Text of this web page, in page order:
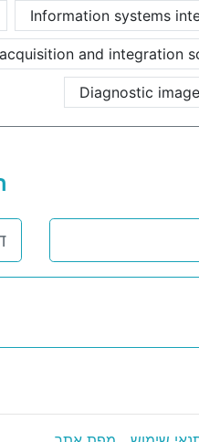
Information systems
and integration
Diagnostic